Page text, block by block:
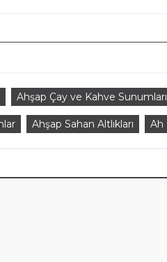
Ahşap Çay ve Kahve Sunumları
Ahşap Sahan Altlıkları Ah